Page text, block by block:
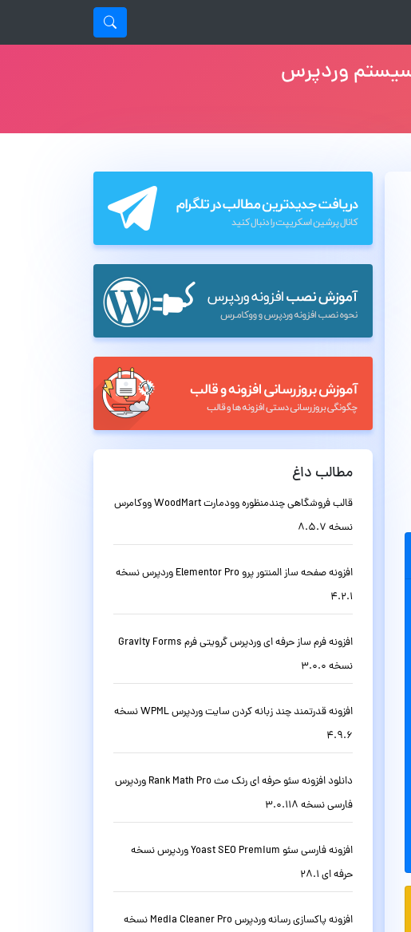
مطالب داغ
قالب فروشگاهی چندمنظوره وودمارت WoodMart ووکامرس
نسخه 8.5.7
افزونه صفحه ساز المنتور پرو Elementor Pro وردپرس نسخه
4.2.1
افزونه فرم ساز حرفه ای وردپرس گرویتی فرم Gravity Forms
نسخه 3.0.0
افزونه قدرتمند چند زبانه کردن سایت وردپرس WPML نسخه
4.9.6
دانلود افزونه سئو حرفه ای رنک مث Rank Math Pro وردپرس
فارسی نسخه 3.0.118
افزونه فارسی سئو Yoast SEO Premium وردپرس نسخه
حرفه ای 28.1
افزونه پاکسازی رسانه وردپرس Media Cleaner Pro نسخه